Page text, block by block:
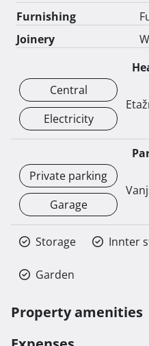
djecu s ljuljačkama i
Ukoliko želite pobjeći od
opustiti se na čistom
goranskog kraja ovo je
Furnishing
Joinery
Central
Electricity
Private parking
Garage
Storage Innter
Garden
Property amenities